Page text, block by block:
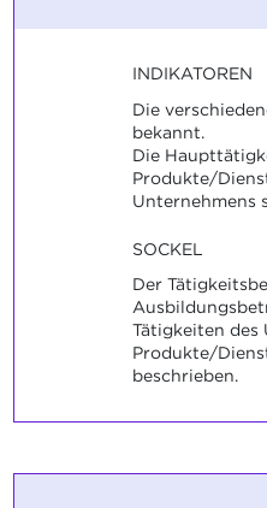
INDIKATOREN
Die
bekannt.
Die
Produkte/
Unternehmens
SOCKEL
Der
Tätigkeiten des
Produkte/
beschrieben.